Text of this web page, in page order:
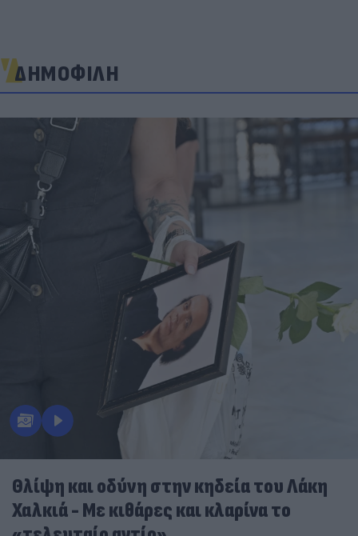
ΔΗΜΟΦΙΛΗ
Θλίψη και οδύνη στην κηδεία του Λάκη
Χαλκιά - Με κιθάρες και κλαρίνα το